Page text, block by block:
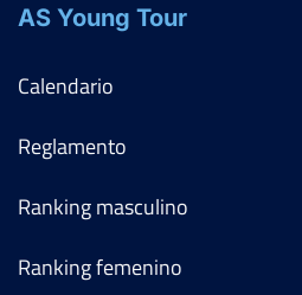
AS Young Tour
Calendario
Reglamento
Ranking masculino
Ranking femenino